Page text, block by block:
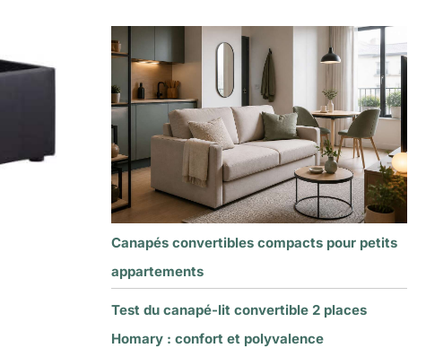
Canapés convertibles compacts pour petits
appartements
Test du canapé-lit convertible 2 places
Homary : confort et polyvalence